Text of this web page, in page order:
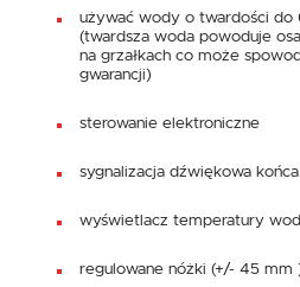
używać wody o twardości do
(twardsza woda powoduje
na grzałkach co może
gwarancji)
sterowanie elektroniczne
sygnalizacja dźwiękowa
wyświetlacz temperatury
regulowane nóżki (+/- 45 mm